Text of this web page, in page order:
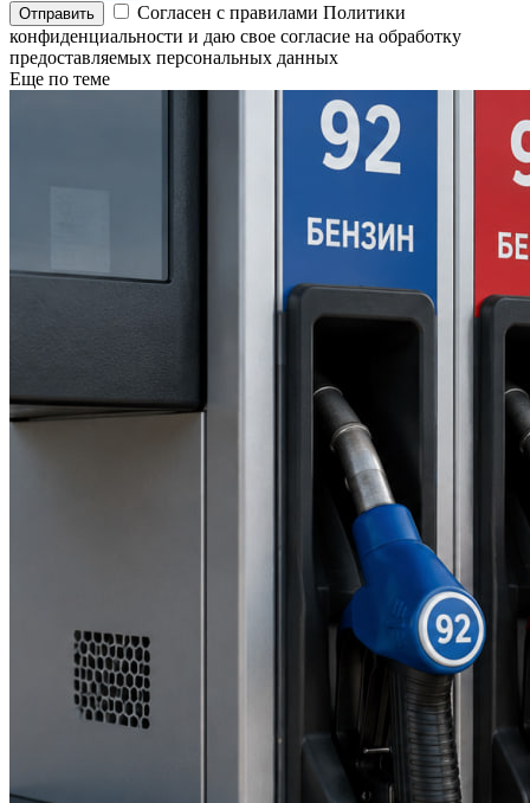
Согласен с правилами Политики
конфиденциальности и даю свое согласие на обработку
предоставляемых персональных данных
Еще по теме